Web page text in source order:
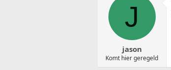
J
jason
Komt hier geregeld